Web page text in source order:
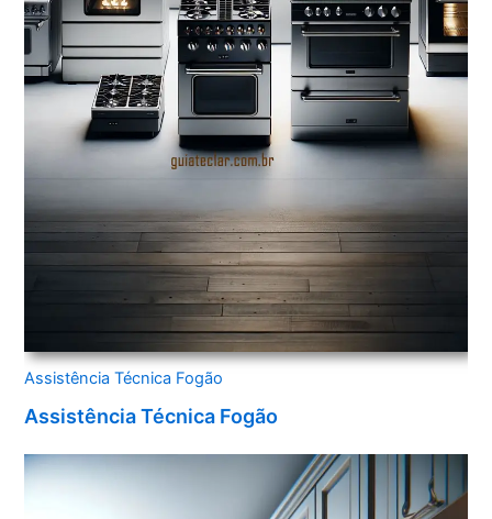
Assistência Técnica Fogão
Assistência Técnica Fogão